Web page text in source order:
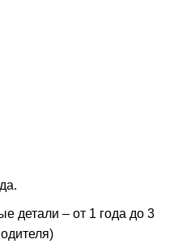
детали – от 1 года до 3